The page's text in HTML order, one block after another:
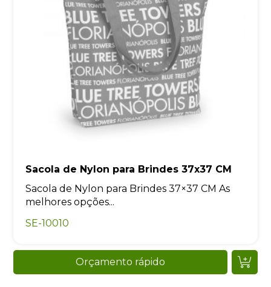
Sacola de Nylon para Brindes 37x37 CM
Sacola de Nylon para Brindes 37×37 CM As
melhores opções...
SE-10010
Orçamento rápido